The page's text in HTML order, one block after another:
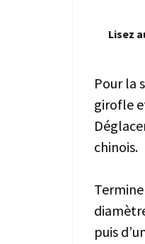
Lisez
Pour la
girofle
chinois.
puis